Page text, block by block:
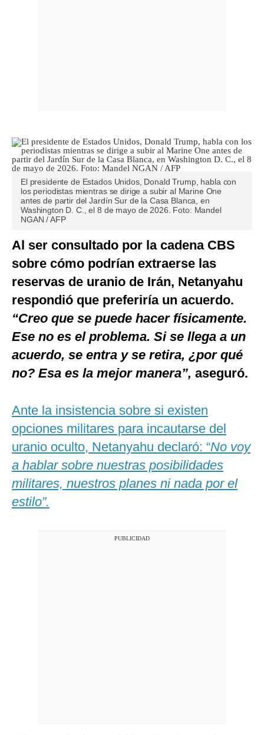
El presidente de Estados Unidos, Donald Trump, habla con
los periodistas mientras se dirige a subir al Marine One
antes de partir del Jardín Sur de la Casa Blanca, en
Washington D. C., el 8 de mayo de 2026. Foto: Mandel
NGAN / AFP
Al ser consultado por la cadena CBS
sobre cómo podrían extraerse las
reservas de uranio de Irán, Netanyahu
respondió que preferiría un acuerdo.
“Creo que se puede hacer físicamente.
Ese no es el problema. Si se llega a un
acuerdo, se entra y se retira, ¿por qué
no? Esa es la mejor manera”, aseguró.
Ante la insistencia sobre si existen
opciones militares para incautarse del
uranio oculto, Netanyahu declaró: “No voy
a hablar sobre nuestras posibilidades
militares, nuestros planes ni nada por el
estilo”.